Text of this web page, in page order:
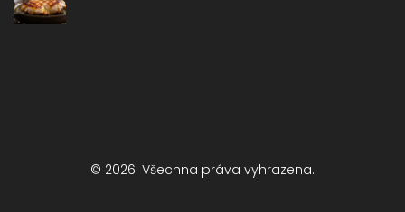
© 2026. Všechna práva vyhrazena.